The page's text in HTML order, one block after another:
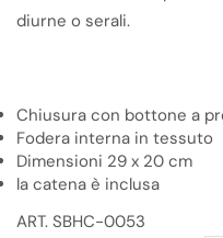
diurne o serali.
Chiusura con bottone a
Fodera interna in tessuto
Dimensioni 29 x 20 cm
la catena è inclusa
ART. SBHC-0053